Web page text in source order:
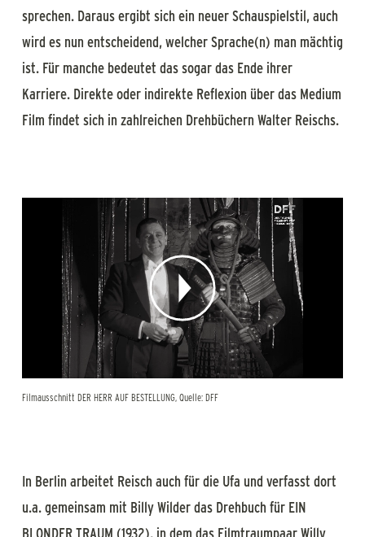
sprechen. Daraus ergibt sich ein neuer Schauspielstil, auch
wird es nun entscheidend, welcher Sprache(n) man mächtig
ist. Für manche bedeutet das sogar das Ende ihrer
Karriere. Direkte oder indirekte Reflexion über das Medium
Film findet sich in zahlreichen Drehbüchern Walter Reischs.
Filmausschnitt DER HERR AUF BESTELLUNG, Quelle: DFF
In Berlin arbeitet Reisch auch für die Ufa und verfasst dort
u.a. gemeinsam mit Billy Wilder das Drehbuch für EIN
BLONDER TRAUM (1932), in dem das Filmtraumpaar Willy